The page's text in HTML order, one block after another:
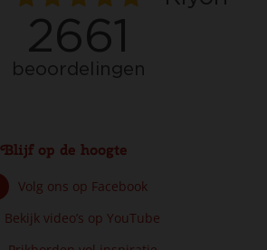
Blijf op de hoogte
Volg ons op Facebook
Bekijk video’s op YouTube